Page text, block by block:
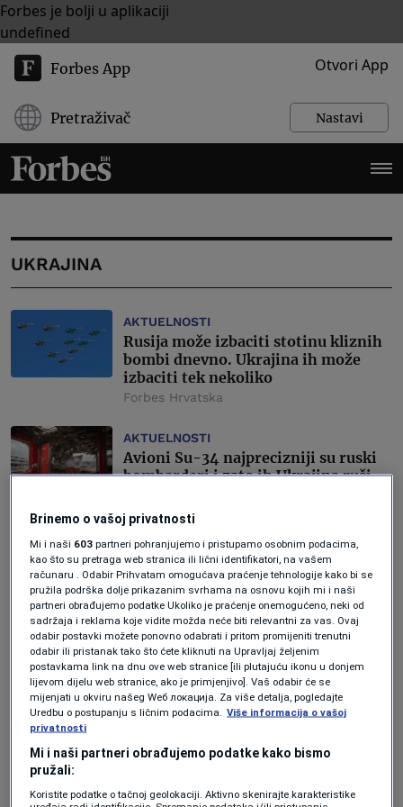
Forbes je bolji u aplikaciji
undefined
Forbes App Otvori App
Pretraživač Nastavi
UKRAJINA
AKTUELNOSTI
Rusija može izbaciti stotinu kliznih
bombi dnevno. Ukrajina ih može
izbaciti tek nekoliko
Forbes Hrvatska
AKTUELNOSTI
Avioni Su-34 najprecizniji su ruski
bombarderi i zato ih Ukrajina ruši
Forbes Hrvatska
AKTUELNOSTI
Ukrajinci nastavljaju rušiti ruske
avione velikom brzinom i bacaju
njihove zračne snage u kolaps
Forbes Hrvatska
AKTUELNOSTI
Ukrajinci i Rusi rizikuju živote kako
bi postavili svoje zastave na jednoj
Forbes
Brinemo o vašoj privatnosti
Mi i naši 603 partneri pohranjujemo i pristupamo osobnim podacima,
kao što su pretraga web stranica ili lični identifikatori, na vašem
računaru . Odabir Prihvatam omogućava praćenje tehnologije kako bi se
pružila podrška dolje prikazanim svrhama na osnovu kojih mi i naši
partneri obrađujemo podatke Ukoliko je praćenje onemogućeno, neki od
sadržaja i reklama koje vidite možda neće biti relevantni za vas. Ovaj
odabir postavki možete ponovno odabrati i pritom promijeniti trenutni
odabir ili pristanak tako što ćete kliknuti na Upravljaj željenim
postavkama link na dnu ove web stranice [ili plutajuću ikonu u donjem
lijevom dijelu web stranice, ako je primjenjivo]. Vaš odabir će se
mijenjati u okviru našeg Wеб локација. Za više detalja, pogledajte
Uredbu o postupanju s ličnim podacima.
Više informacija o vašoj
privatnosti
Mi i naši partneri obrađujemo podatke kako bismo
pružali:
Koristite podatke o tačnoj geolokaciji. Aktivno skenirajte karakteristike